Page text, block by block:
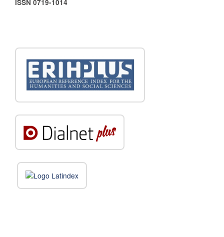
ISSN 0719-1014